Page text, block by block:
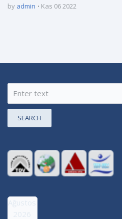
by admin Kas 06 2022
SEARCH
Ağustos
2026